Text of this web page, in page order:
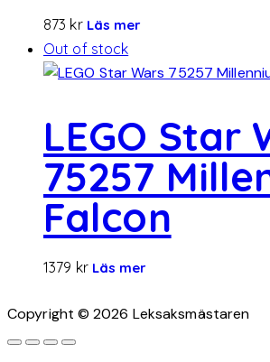
873 kr Läs mer
Out of stock
LEGO Star
75257
Falcon
1379 kr Läs mer
Copyright © 2026 Leksaksmästaren